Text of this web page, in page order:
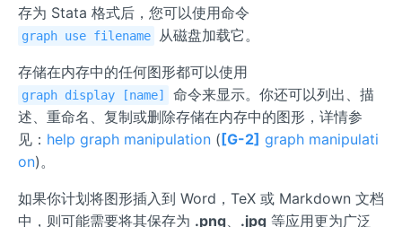
存为 Stata 格式后，您可以使用命令
graph use filename 从磁盘加载它。
存储在内存中的任何图形都可以使用
graph display [name]
命令来显示。你还可以列出、描
述、重命名、复制或删除存储在内存中的图形，详情参
见： help graph manipulation ([G-2] graph manipulati
on)。
如果你计划将图形插入到 Word，TeX 或 Markdown 文档
中，则可能需要将其保存为 .png .jpg 等应用更为广泛